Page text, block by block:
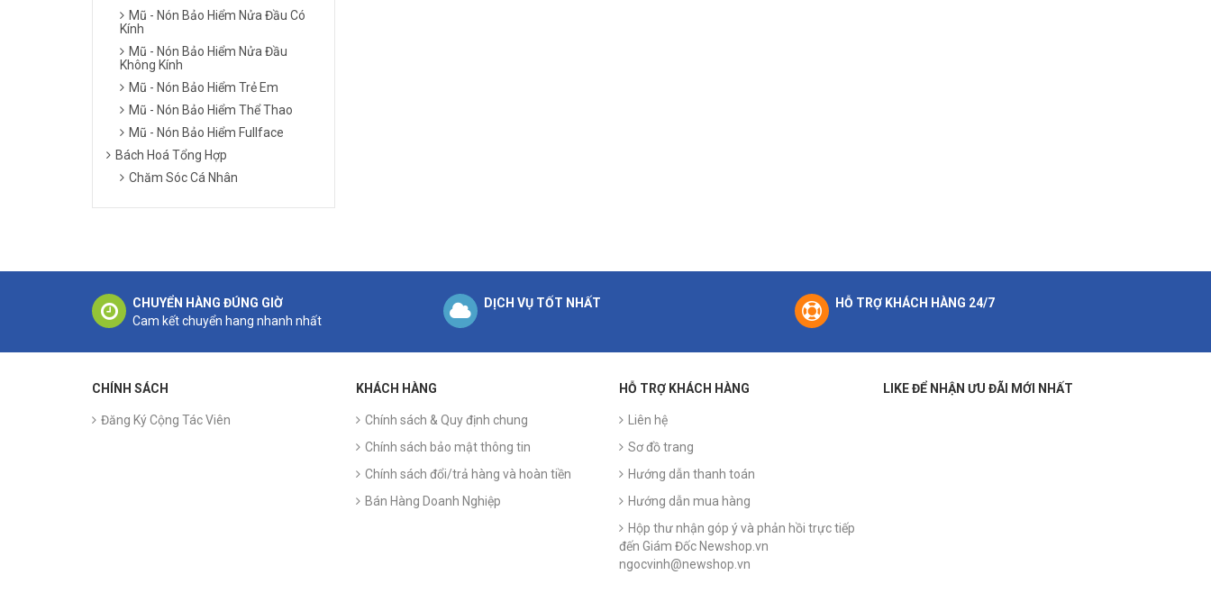
Mũ - Nón Bảo Hiểm Nửa Đầu Có
Kính
Mũ - Nón Bảo Hiểm Nửa Đầu
Không Kính
Mũ - Nón Bảo Hiểm Trẻ Em
Mũ - Nón Bảo Hiểm Thể Thao
Mũ - Nón Bảo Hiểm Fullface
Bách Hoá Tổng Hợp
Chăm Sóc Cá Nhân
CHUYỂN HÀNG ĐÚNG GIỜ
Cam kết chuyển hang nhanh nhất
DỊCH VỤ TỐT NHẤT HỖ TRỢ KHÁCH HÀNG 24/7
CHÍNH SÁCH
Đăng Ký Cộng Tác Viên
KHÁCH HÀNG
Chính sách & Quy định chung
Chính sách bảo mật thông tin
Chính sách đổi/trả hàng và hoàn tiền
Bán Hàng Doanh Nghiệp
HỖ TRỢ KHÁCH HÀNG
Liên hệ
Sơ đồ trang
Hướng dẫn thanh toán
Hướng dẫn mua hàng
Hộp thư nhận góp ý và phản hồi trực tiếp
đến Giám Đốc Newshop.vn
ngocvinh@newshop.vn
LIKE ĐỂ NHẬN ƯU ĐÃI MỚI NHẤT